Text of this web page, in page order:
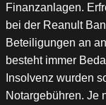
Finanzanlagen.
bei der Reanult
Beteiligungen an
besteht immer
Insolvenz wurden
Notargebühren. Je